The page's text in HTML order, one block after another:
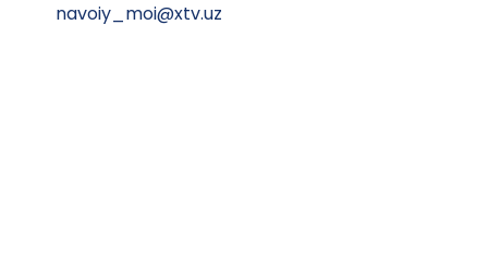
navoiy_moi@xtv.uz